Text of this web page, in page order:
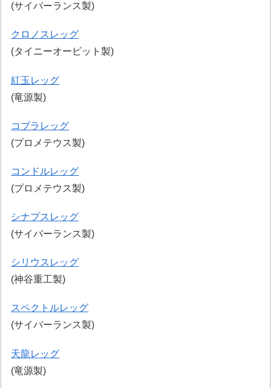
(サイバーランス製)
クロノスレッグ
(タイニーオービット製)
紅玉レッグ
(竜源製)
コブラレッグ
(プロメテウス製)
コンドルレッグ
(プロメテウス製)
シナプスレッグ
(サイバーランス製)
シリウスレッグ
(神谷重工製)
スペクトルレッグ
(サイバーランス製)
天龍レッグ
(竜源製)